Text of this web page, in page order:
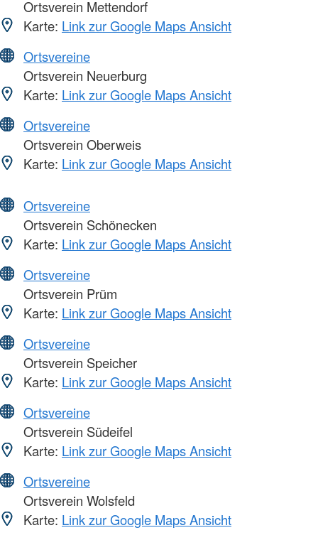
Ortsverein Mettendorf
Karte: Link zur Google Maps Ansicht
Ortsvereine
Ortsverein Neuerburg
Karte: Link zur Google Maps Ansicht
Ortsvereine
Ortsverein Oberweis
Karte: Link zur Google Maps Ansicht
Ortsvereine
Ortsverein Schönecken
Karte: Link zur Google Maps Ansicht
Ortsvereine
Ortsverein Prüm
Karte: Link zur Google Maps Ansicht
Ortsvereine
Ortsverein Speicher
Karte: Link zur Google Maps Ansicht
Ortsvereine
Ortsverein Südeifel
Karte: Link zur Google Maps Ansicht
Ortsvereine
Ortsverein Wolsfeld
Karte: Link zur Google Maps Ansicht